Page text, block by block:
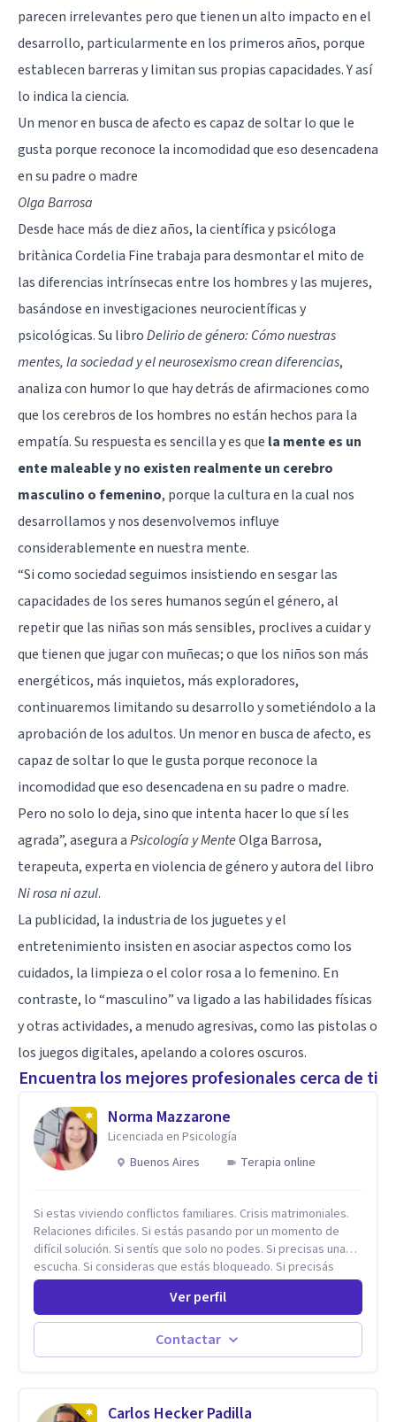
parecen irrelevantes pero que tienen un alto impacto en el
desarrollo, particularmente en los primeros años, porque
establecen barreras y limitan sus propias capacidades. Y así
lo indica la ciencia.
Un menor en busca de afecto es capaz de soltar lo que le
gusta porque reconoce la incomodidad que eso desencadena
en su padre o madre
Olga Barrosa
Desde hace más de diez años, la científica y psicóloga
britànica Cordelia Fine trabaja para desmontar el mito de
las diferencias intrínsecas entre los hombres y las mujeres,
basándose en investigaciones neurocientíficas y
psicológicas. Su libroDelirio de género: Cómo nuestras
mentes, la sociedad y el neurosexismo crean diferencias,
analiza con humor lo que hay detrás de afirmaciones como
que los cerebros de los hombres no están hechos para la
empatía. Su respuesta es sencilla y es que la mente es un
ente maleable y no existen realmente un cerebro
masculino o femenino, porque la cultura en la cual nos
desarrollamos y nos desenvolvemos influye
considerablemente en nuestra mente.
“Si como sociedad seguimos insistiendo en sesgar las
capacidades de los seres humanos según el género, al
repetir que las niñas son más sensibles, proclives a cuidar y
que tienen que jugar con muñecas; o que los niños son más
energéticos, más inquietos, más exploradores,
continuaremos limitando su desarrollo y sometiéndolo a la
aprobación de los adultos. Un menor en busca de afecto, es
capaz de soltar lo que le gusta porque reconoce la
incomodidad que eso desencadena en su padre o madre.
Pero no solo lo deja, sino que intenta hacer lo que sí les
agrada”, asegura aPsicología y MenteOlga Barrosa,
terapeuta, experta en violencia de género y autora del libro
Ni rosa ni azul.
La publicidad, la industria de los juguetes y el
entretenimiento insisten en asociar aspectos como los
cuidados, la limpieza o el color rosa a lo femenino. En
contraste, lo “masculino” va ligado a las habilidades físicas
y otras actividades, a menudo agresivas, como las pistolas o
los juegos digitales, apelando a colores oscuros.
Encuentra los mejores profesionales cerca de ti
Norma Mazzarone
Licenciada en Psicología
Buenos Aires
Terapia online
Si estas viviendo conflictos familiares. Crisis matrimoniales.
Relaciones dificiles. Si estás pasando por un momento de
difícil solución. Si sentís que solo no podes. Si precisas una
escucha. Si consideras que estás bloqueado. Si precisás
comprensión. Si no logras definir proyectos, objetivos,
sueños, deseos. Si pensás que lo que te pasa no es tan
grave, pero podría ayudar. Si estás en adicciones y tu
intención es hacer algo con lo que te está pasando. No dudes
en comunicarte a fin de comenzar a resolver la situación que
Ver perfil
Contactar
Carlos Hecker Padilla